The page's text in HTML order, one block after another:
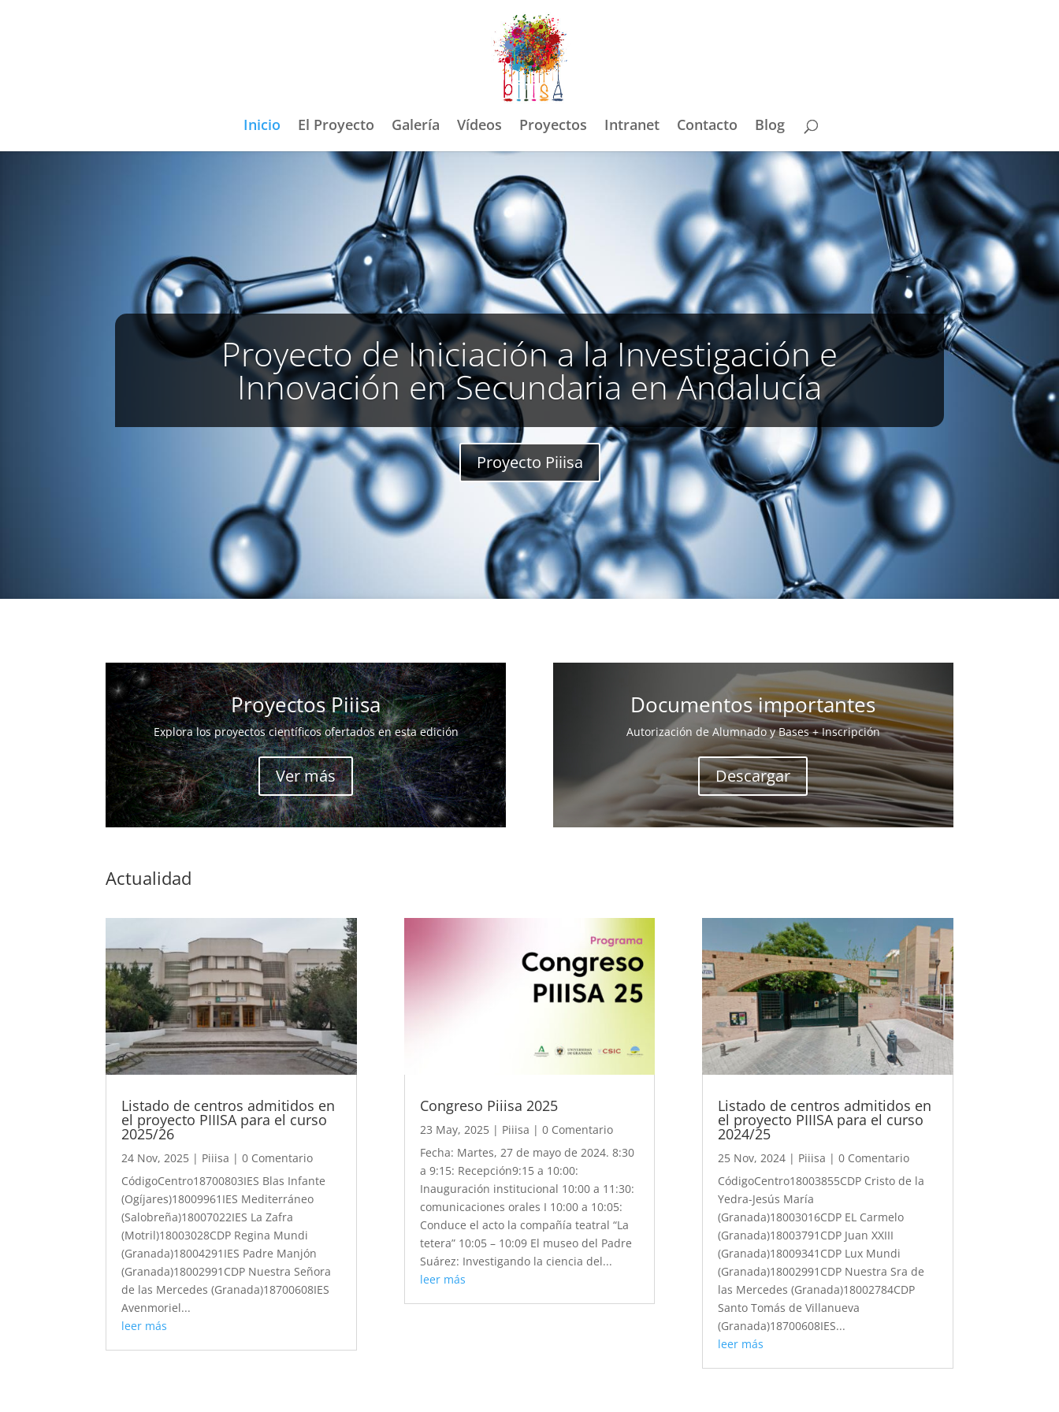
Inicio El Proyecto Galería Vídeos Proyectos Intranet Contacto Blog
Proyecto de Iniciación a la Investigación e
Innovación en Secundaria en Andalucía
Proyecto Piiisa
Proyectos Piiisa
Explora los proyectos científicos ofertados en esta edición
Ver más
Documentos importantes
Autorización de Alumnado y Bases + Inscripción
Descargar
Actualidad
Listado de centros admitidos en
el proyecto PIIISA para el curso
2025/26
24 Nov, 2025 | Piiisa | 0 Comentario
CódigoCentro18700803IES Blas Infante
(Ogíjares)18009961IES Mediterráneo
(Salobreña)18007022IES La Zafra
(Motril)18003028CDP Regina Mundi
(Granada)18004291IES Padre Manjón
(Granada)18002991CDP Nuestra Señora
de las Mercedes (Granada)18700608IES
Avenmoriel...
leer más
Congreso Piiisa 2025
23 May, 2025| Piiisa | 0 Comentario
Fecha: Martes, 27 de mayo de 2024. 8:30
a 9:15: Recepción9:15 a 10:00:
Inauguración institucional 10:00 a 11:30:
comunicaciones orales I 10:00 a 10:05:
Conduce el acto la compañía teatral “La
tetera” 10:05 – 10:09 El museo del Padre
Suárez: Investigando la ciencia del...
leer más
Listado de centros admitidos en
el proyecto PIIISA para el curso
2024/25
25 Nov, 2024| Piiisa | 0 Comentario
CódigoCentro18003855CDP Cristo de la
Yedra-Jesús María
(Granada)18003016CDP EL Carmelo
(Granada)18003791CDP Juan XXIII
(Granada)18009341CDP Lux Mundi
(Granada)18002991CDP Nuestra Sra de
las Mercedes (Granada)18002784CDP
Santo Tomás de Villanueva
(Granada)18700608IES...
leer más